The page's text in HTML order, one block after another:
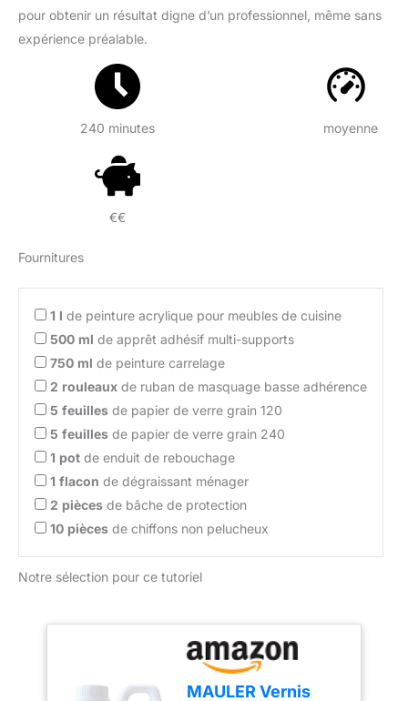
pour obtenir un résultat digne d’un professionnel, même sans
expérience préalable.
240 minutes moyenne
€€
Fournitures
1 l de peinture acrylique pour meubles de cuisine
500 ml de apprêt adhésif multi-supports
750 ml de peinture carrelage
2 rouleaux de ruban de masquage basse adhérence
5 feuilles de papier de verre grain 120
5 feuilles de papier de verre grain 240
1 pot de enduit de rebouchage
1 flacon de dégraissant ménager
2 pièces de bâche de protection
10 pièces de chiffons non pelucheux
Notre sélection pour ce tutoriel
MAULER Vernis